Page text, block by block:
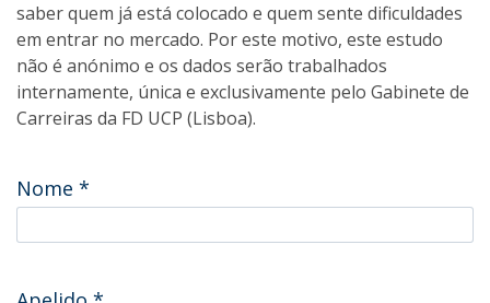
saber quem já está colocado e quem sente dificuldades
em entrar no mercado. Por este motivo, este estudo
não é anónimo e os dados serão trabalhados
internamente, única e exclusivamente pelo Gabinete de
Carreiras da FD UCP (Lisboa).
Nome *